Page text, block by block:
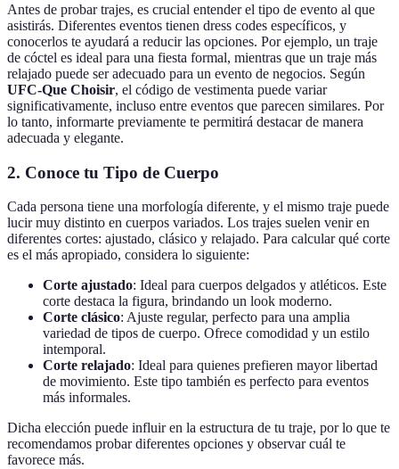
Antes de probar trajes, es crucial entender el tipo de evento al que
asistirás. Diferentes eventos tienen dress codes específicos, y
conocerlos te ayudará a reducir las opciones. Por ejemplo, un traje
de cóctel es ideal para una fiesta formal, mientras que un traje más
relajado puede ser adecuado para un evento de negocios. Según
UFC-Que Choisir, el código de vestimenta puede variar
significativamente, incluso entre eventos que parecen similares. Por
lo tanto, informarte previamente te permitirá destacar de manera
adecuada y elegante.
2. Conoce tu Tipo de Cuerpo
Cada persona tiene una morfología diferente, y el mismo traje puede
lucir muy distinto en cuerpos variados. Los trajes suelen venir en
diferentes cortes: ajustado, clásico y relajado. Para calcular qué corte
es el más apropiado, considera lo siguiente:
Corte ajustado: Ideal para cuerpos delgados y atléticos. Este
corte destaca la figura, brindando un look moderno.
Corte clásico: Ajuste regular, perfecto para una amplia
variedad de tipos de cuerpo. Ofrece comodidad y un estilo
intemporal.
Corte relajado: Ideal para quienes prefieren mayor libertad
de movimiento. Este tipo también es perfecto para eventos
más informales.
Dicha elección puede influir en la estructura de tu traje, por lo que te
recomendamos probar diferentes opciones y observar cuál te
favorece más.